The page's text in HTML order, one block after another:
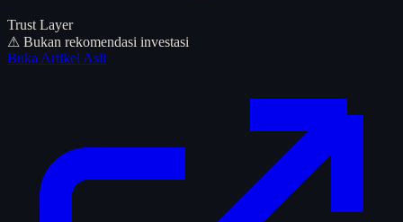
Trust Layer
⚠ Bukan rekomendasi investasi
Buka Artikel Asli